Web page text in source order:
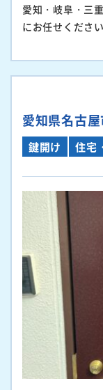
愛知・岐阜・三
にお任せください
愛知県名古
鍵開け 住宅